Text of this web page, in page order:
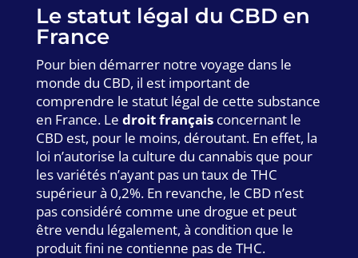
Le statut légal du CBD en
France
Pour bien démarrer notre voyage dans le
monde du CBD, il est important de
comprendre le statut légal de cette substance
en France. Le droit françaisconcernant le
CBD est, pour le moins, déroutant. En effet, la
loi n’autorise la culture du cannabis que pour
les variétés n’ayant pas un taux de THC
supérieur à 0,2%. En revanche, le CBD n’est
pas considéré comme une drogue et peut
être vendu légalement, à condition que le
produit fini ne contienne pas de THC.